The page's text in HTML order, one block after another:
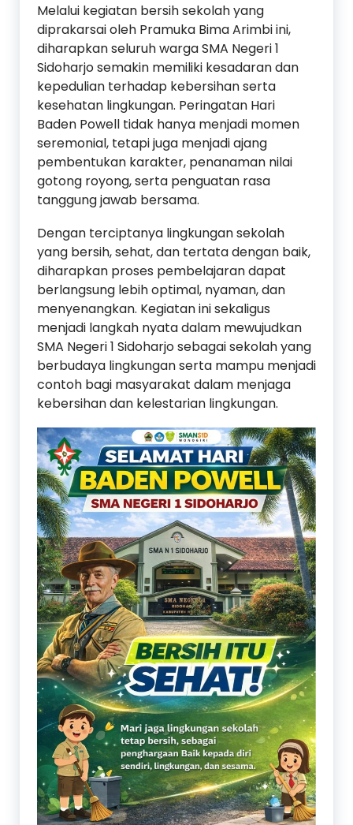
Melalui kegiatan bersih sekolah yang
diprakarsai oleh Pramuka Bima Arimbi ini,
diharapkan seluruh warga SMA Negeri 1
Sidoharjo semakin memiliki kesadaran dan
kepedulian terhadap kebersihan serta
kesehatan lingkungan. Peringatan Hari
Baden Powell tidak hanya menjadi momen
seremonial, tetapi juga menjadi ajang
pembentukan karakter, penanaman nilai
gotong royong, serta penguatan rasa
tanggung jawab bersama.
Dengan terciptanya lingkungan sekolah
yang bersih, sehat, dan tertata dengan baik,
diharapkan proses pembelajaran dapat
berlangsung lebih optimal, nyaman, dan
menyenangkan. Kegiatan ini sekaligus
menjadi langkah nyata dalam mewujudkan
SMA Negeri 1 Sidoharjo sebagai sekolah yang
berbudaya lingkungan serta mampu menjadi
contoh bagi masyarakat dalam menjaga
kebersihan dan kelestarian lingkungan.